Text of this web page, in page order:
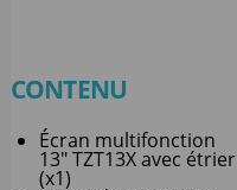
CONTENU
Écran multifonction
13" TZT13X avec étrier
(x1)